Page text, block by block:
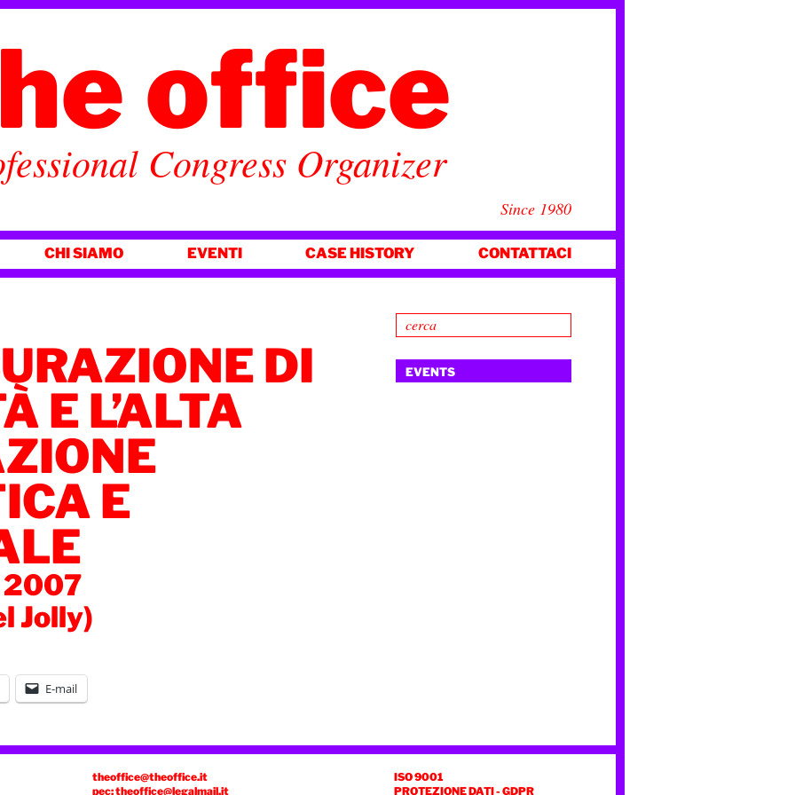
office
Congress Organizer
Since 1980
CHI SIAMO EVENTI CASE HISTORY CONTATTACI
DI
E L’ALTA
E
2007
Jolly)
E-mail
EVENTS
theoffice@theoffice.it
pec: theoffice@legalmail.it
ISO 9001
PROTEZIONE DATI - GDPR